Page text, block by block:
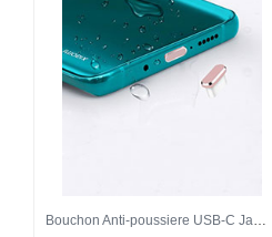
Bouchon Anti-poussiere USB-C Jack Type-C Universel H16 pour Apple iPhone 15 Pro Max Or Rose